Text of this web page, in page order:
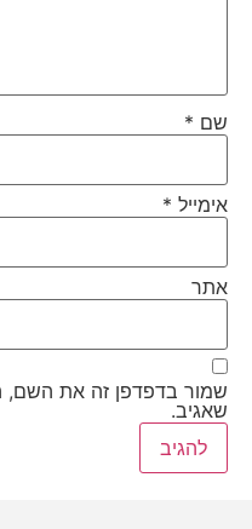
שם *
אימייל *
אתר
שמור בדפדפן זה את השם,
שאגיב.